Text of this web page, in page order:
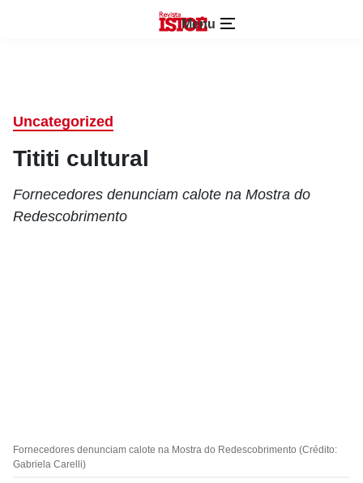
Menu
Uncategorized
Tititi cultural
Fornecedores denunciam calote na Mostra do
Redescobrimento
Fornecedores denunciam calote na Mostra do Redescobrimento (Crédito:
Gabriela Carelli)